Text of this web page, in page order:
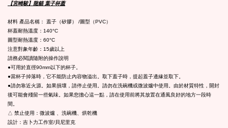
【宮崎駿】龍貓 葉子杯蓋
材料 產品名稱： 蓋子（矽膠） /圖型（PVC）
杯蓋耐熱溫度：140°C
圖型耐熱溫度：60°C
注意對象年齡：15歲以上
請務必閱讀隨附的操作說明
●可用於直徑90mm以下的杯子。
●當杯子掉落時，它不能防止內容物溢出。取下蓋子時，提起蓋子邊緣並取下。
●請勿靠近火源。如果損壞，請停止使用。請勿在洗碗機或微波爐中使用。由於材質特性，開封
後可能會殘留一些氣味。如果您擔心這一點，請在使用前將其放置在通風良好的地方一段時
間。
△ 禁止使用：微波爐 、洗碗機、烘乾機
設計：吉卜力工作室/貝尼里克